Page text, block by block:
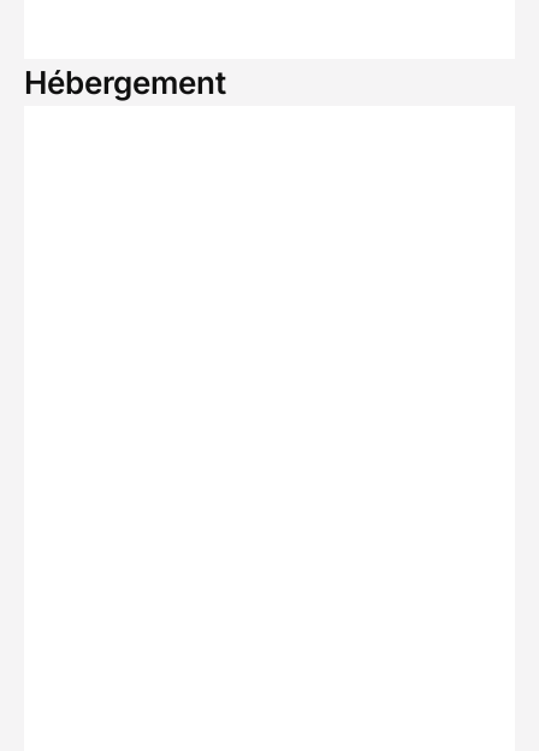
Hébergement